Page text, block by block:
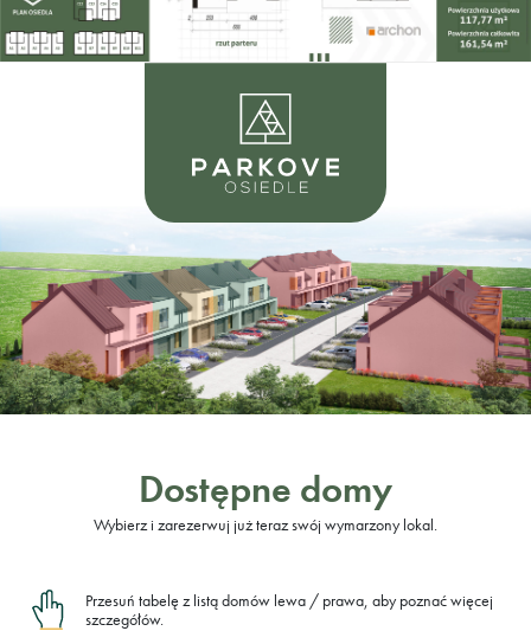
Dostępne domy
Wybierz i zarezerwuj już teraz swój wymarzony lokal.
Przesuń tabelę z listą domów lewa / prawa, aby poznać więcej
szczegółów.